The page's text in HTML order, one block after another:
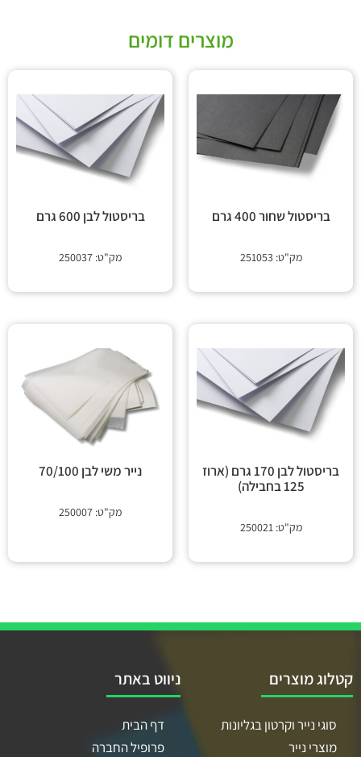
מוצרים דומים
בריסטול שחור 400 גרם
מק"ט: 251053
בריסטול לבן 600 גרם
מק"ט: 250037
בריסטול לבן 170 גרם (ארוז
125 בחבילה)
מק"ט: 250021
נייר משי לבן 70/100
מק"ט: 250007
קטלוג מוצרים
סוגי נייר וקרטון בגליונות
מוצרי נייר
ניווט באתר
דף הבית
פרופיל החברה